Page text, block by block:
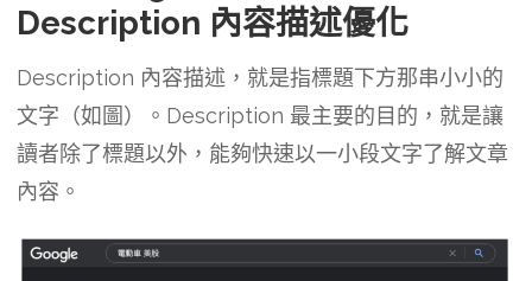
Description 內容描述優化
Description 內容描述，就是指標題下方那串小小的
文字（如圖）。Description 最主要的目的，就是讓
讀者除了標題以外，能夠快速以一小段文字了解文章
內容。